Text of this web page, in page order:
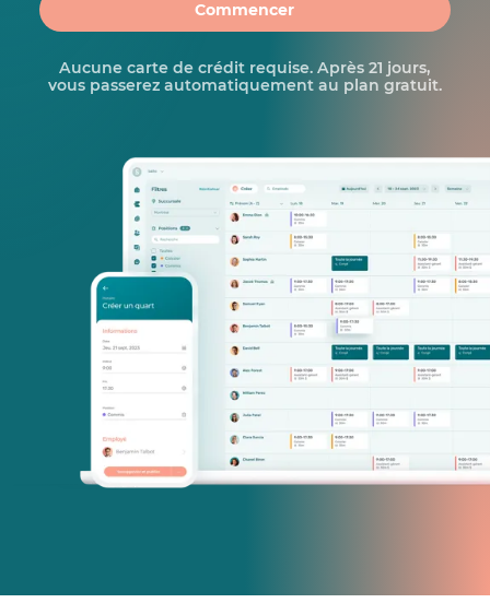
Commencer
Aucune carte de crédit requise. Après 21 jours,
vous passerez automatiquement au plan gratuit.